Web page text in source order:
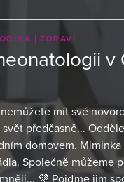
ZDRAVÍ
mít své
svět předčasně...
domovem.
Společně můžeme
💜 Pojďme jim